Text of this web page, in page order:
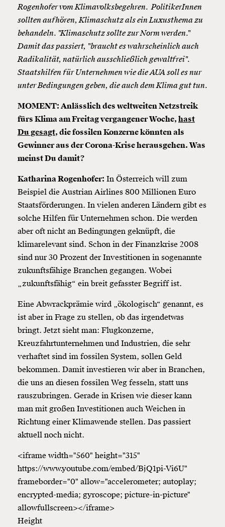
Rogenhofer vom Klimavolksbegehren. PolitikerInnen
sollten aufhören, Klimaschutz als ein Luxusthema zu
behandeln. "Klimaschutz sollte zur Norm werden."
Damit das passiert, "braucht es wahrscheinlich auch
Radikalität, natürlich ausschließlich gewaltfrei".
Staatshilfen für Unternehmen wie die AUA soll es nur
unter Bedingungen geben, die auch dem Klima gut tun.
MOMENT: Anlässlich des weltweiten Netzstreik
fürs Klima am Freitag vergangener Woche, hast
Du gesagt, die fossilen Konzerne könnten als
Gewinner aus der Corona-Krise herausgehen. Was
meinst Du damit?
Katharina Rogenhofer: In Österreich will zum
Beispiel die Austrian Airlines 800 Millionen Euro
Staatsförderungen. In vielen anderen Ländern gibt es
solche Hilfen für Unternehmen schon. Die werden
aber oft nicht an Bedingungen geknüpft, die
klimarelevant sind. Schon in der Finanzkrise 2008
sind nur 30 Prozent der Investitionen in sogenannte
zukunftsfähige Branchen gegangen. Wobei
„zukunftsfähig“ ein breit gefasster Begriff ist.
Eine Abwrackprämie wird „ökologisch“ genannt, es
ist aber in Frage zu stellen, ob das irgendetwas
bringt. Jetzt sieht man: Flugkonzerne,
Kreuzfahrtunternehmen und Industrien, die sehr
verhaftet sind im fossilen System, sollen Geld
bekommen. Damit investieren wir aber in Branchen,
die uns an diesen fossilen Weg fesseln, statt uns
rauszubringen. Gerade in Krisen wie dieser kann
man mit großen Investitionen auch Weichen in
Richtung einer Klimawende stellen. Das passiert
aktuell noch nicht.
<iframe width="560" height="315"
https://www.youtube.com/embed/BjQ1pi-Vi6U"
frameborder="0" allow="accelerometer; autoplay;
encrypted-media; gyroscope; picture-in-picture"
allowfullscreen></iframe>
Height